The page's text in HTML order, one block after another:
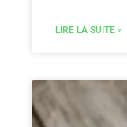
LIRE LA SUITE »